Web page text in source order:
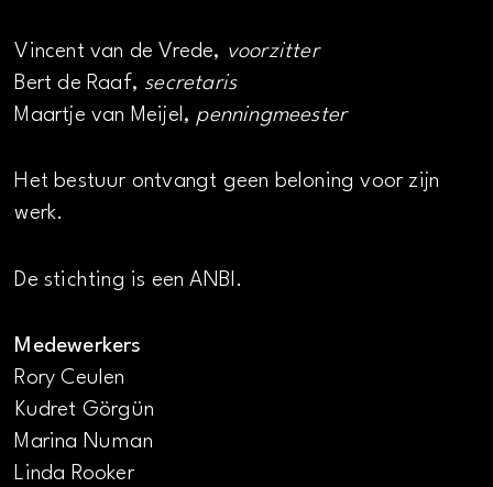
Vincent van de Vrede, voorzitter
Bert de Raaf, secretaris
Maartje van Meijel, penningmeester
Het bestuur ontvangt geen beloning voor zijn
werk.
De stichting is een ANBI.
Medewerkers
Rory Ceulen
Kudret Görgün
Marina Numan
Linda Rooker